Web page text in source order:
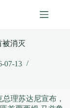
被消灭
07-13
理苏达尼宣布，